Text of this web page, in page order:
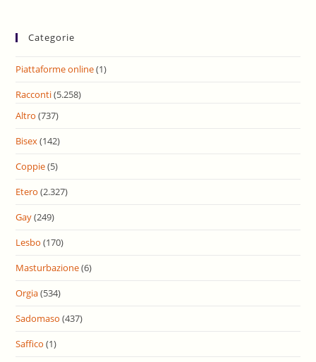
Categorie
Piattaforme online(1)
Racconti(5.258)
Altro (737)
Bisex(142)
Coppie(5)
Etero (2.327)
Gay(249)
Lesbo (170)
Masturbazione(6)
Orgia(534)
Sadomaso (437)
Saffico (1)